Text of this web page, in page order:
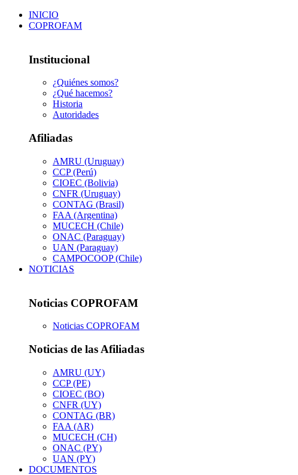
INICIO
COPROFAM
Institucional
¿Quiénes somos?
¿Qué hacemos?
Historia
Autoridades
Afiliadas
AMRU (Uruguay)
CCP (Perú)
CIOEC (Bolivia)
CNFR (Uruguay)
CONTAG (Brasil)
FAA (Argentina)
MUCECH (Chile)
ONAC (Paraguay)
UAN (Paraguay)
CAMPOCOOP (Chile)
NOTICIAS
Noticias COPROFAM
Noticias COPROFAM
Noticias de las Afiliadas
AMRU (UY)
CCP (PE)
CIOEC (BO)
CNFR (UY)
CONTAG (BR)
FAA (AR)
MUCECH (CH)
ONAC (PY)
UAN (PY)
DOCUMENTOS